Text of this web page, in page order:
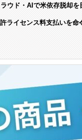
ウド・AIで米依存脱却を
ライセンス料支払いを命